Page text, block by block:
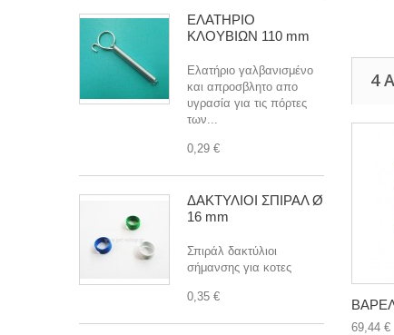
ΕΛΑΤΗΡΙΟ
ΚΛΟΥΒΙΩΝ 110 mm
Ελατήριο γαλβανισμένο
και απροσβλητο απο
υγρασία για τις πόρτες
των...
0,29 €
ΔΑΚΤΥΛΙΟΙ ΣΠΙΡΑΛ Ø
16 mm
Σπιράλ δακτύλιοι
σήμανσης για κοτες
0,35 €
4
69,44 €